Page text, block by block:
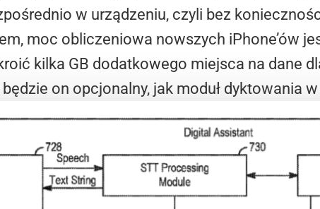
w urządzeniu, czyli bez
moc obliczeniowa nowszych iPhone’ów
kilka GB dodatkowego miejsca na dane
on opcjonalny, jak moduł dyktowania